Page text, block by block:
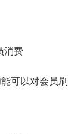
消费
可以对会员